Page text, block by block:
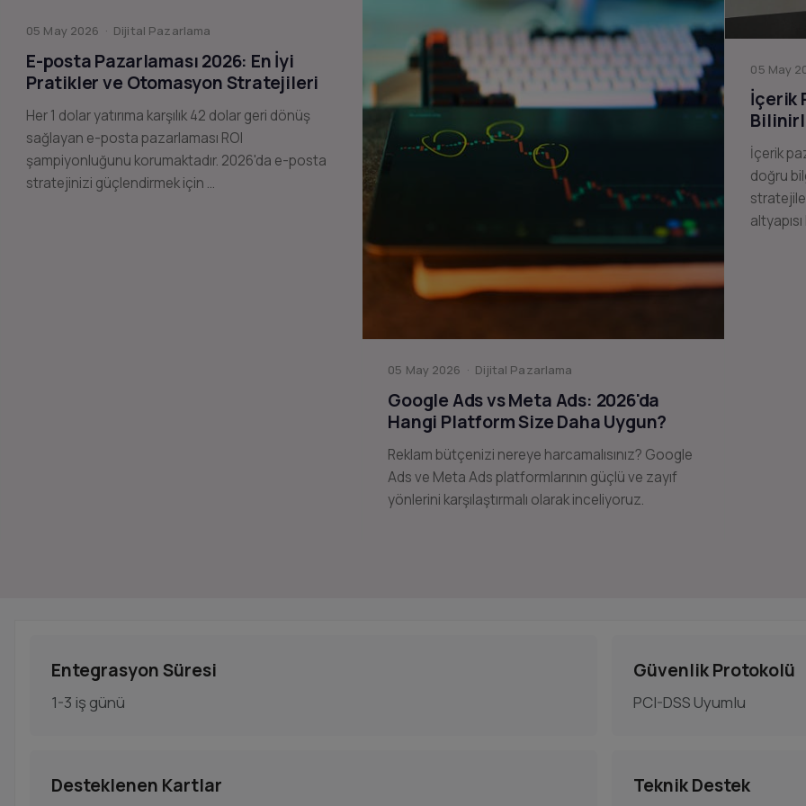
05 May 2026 · Dijital Pazarlama
E-posta Pazarlaması 2026: En İyi
Pratikler ve Otomasyon Stratejileri
Her 1 dolar yatırıma karşılık 42 dolar geri dönüş
sağlayan e-posta pazarlaması ROI
şampiyonluğunu korumaktadır. 2026'da e-posta
stratejinizi güçlendirmek için …
05 May 2026 · Dijital Pazarlama
Google Ads vs Meta Ads: 2026'da
Hangi Platform Size Daha Uygun?
Reklam bütçenizi nereye harcamalısınız? Google
Ads ve Meta Ads platformlarının güçlü ve zayıf
yönlerini karşılaştırmalı olarak inceliyoruz.
05 May
İçerik
İçerik
doğru
Entegrasyon Süresi
1-3 iş günü
Güvenlik Protokolü
PCI-DSS Uyumlu
Desteklenen Kartlar Teknik Destek